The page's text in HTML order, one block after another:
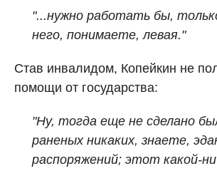
"...нужно работать бы,
него, понимаете, левая."
Став инвалидом, Копейкин не
помощи от государства:
"Ну, тогда еще не сделано
раненых никаких, знаете,
распоряжений; этот какой-